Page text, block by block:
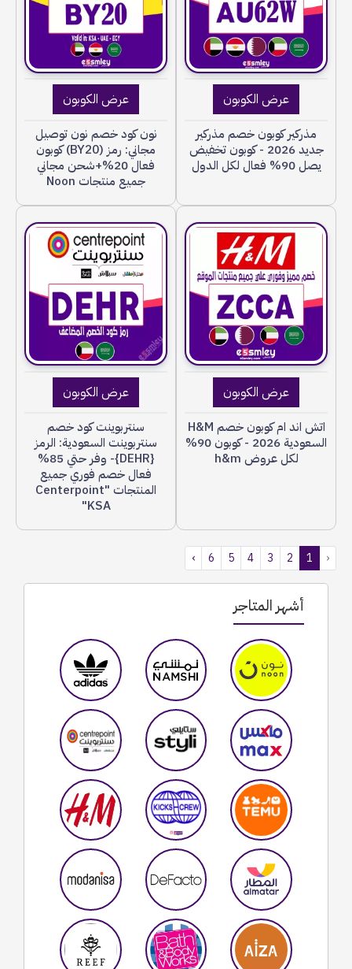
أشهر المتاجر
عرض الكوبون
مذركير كوبون خصم مذركير
جديد 2026 - كوبون تخفيض
يصل 90% فعال لكل الدول
عرض الكوبون
نون كود خصم نون توصيل
مجاني: رمز (BY20) كوبون
فعال 20%+شحن مجاني
جميع منتجات Noon
عرض الكوبون
اتش اند ام كوبون خصم H&M
السعودية 2026 - كوبون 90%
لكل عروض h&m
عرض الكوبون
سنتربوينت كود خصم
سنتربوينت السعودية: الرمز
{DEHR}- وفر حتي 85%
فعال خصم فوري جميع
المنتجات "Centerpoint
KSA"
‹
1
2
3
4
5
6
›